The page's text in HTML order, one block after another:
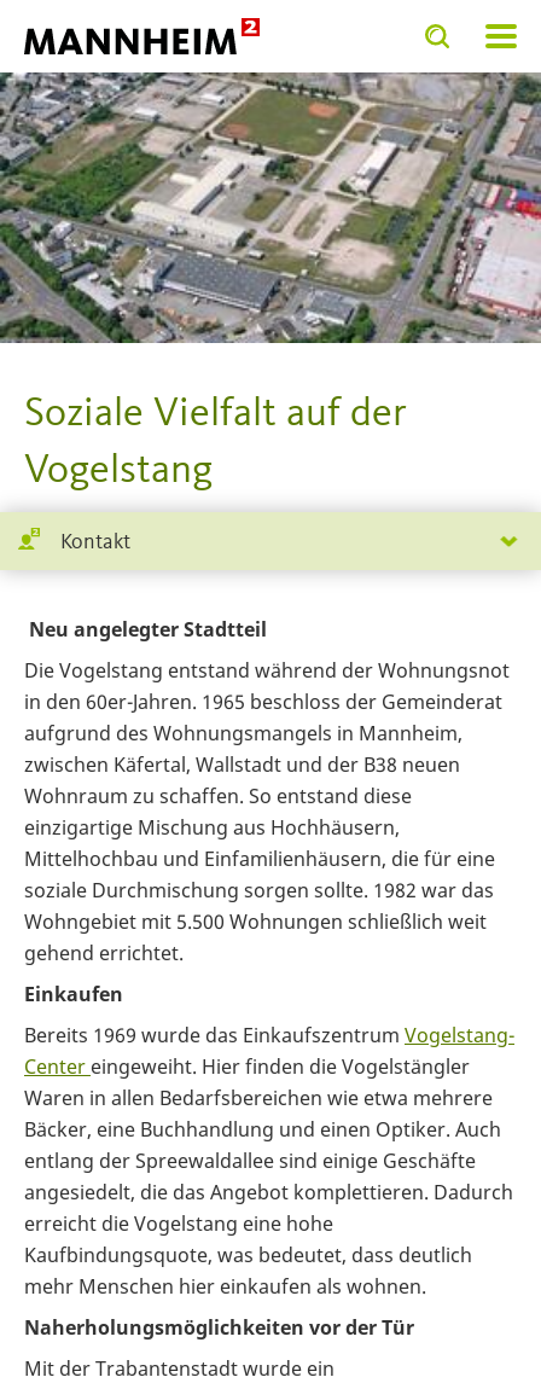
Toggle
search
input
form
Toggle
search
input
Soziale Vielfalt auf der
Vogelstang
Kontakt
Neu angelegter Stadtteil
Die Vogelstang entstand während der Wohnungsnot
in den 60er-Jahren. 1965 beschloss der Gemeinderat
aufgrund des Wohnungsmangels in Mannheim,
zwischen Käfertal, Wallstadt und der B38 neuen
Wohnraum zu schaffen. So entstand diese
einzigartige Mischung aus Hochhäusern,
Mittelhochbau und Einfamilienhäusern, die für eine
soziale Durchmischung sorgen sollte. 1982 war das
Wohngebiet mit 5.500 Wohnungen schließlich weit
gehend errichtet.
Einkaufen
Bereits 1969 wurde das Einkaufszentrum Vogelstang-
Center eingeweiht. Hier finden die Vogelstängler
Waren in allen Bedarfsbereichen wie etwa mehrere
Bäcker, eine Buchhandlung und einen Optiker. Auch
entlang der Spreewaldallee sind einige Geschäfte
angesiedelt, die das Angebot komplettieren. Dadurch
erreicht die Vogelstang eine hohe
Kaufbindungsquote, was bedeutet, dass deutlich
mehr Menschen hier einkaufen als wohnen.
Naherholungsmöglichkeiten vor der Tür
Mit der Trabantenstadt wurde ein